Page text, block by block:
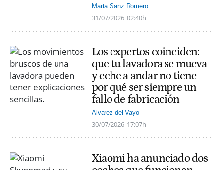
Marta Sanz Romero
31/07/2026 02:40h
Los expertos coinciden:
que tu lavadora se mueva
y eche a andar no tiene
por qué ser siempre un
fallo de fabricación
Alvarez del Vayo
30/07/2026 17:07h
Xiaomi ha anunciado dos